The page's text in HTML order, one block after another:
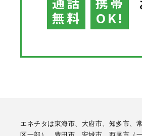
無料
OK!
エネチタは東海市、大府市、知多市、